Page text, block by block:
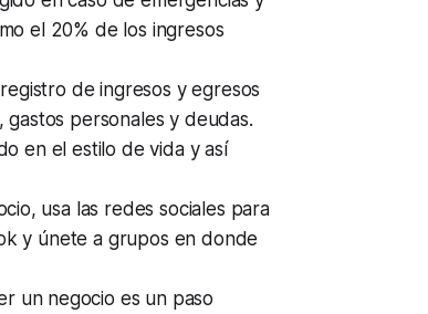
el 20% de los ingresos
de ingresos y egresos
personales y deudas.
en el estilo de vida y así
usa las redes sociales para
y únete a grupos en donde
un negocio es un paso